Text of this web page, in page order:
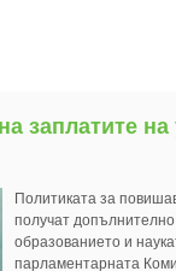
заплатите
Политиката за
получат
образованието и
парламентарната